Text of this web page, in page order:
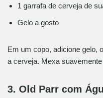
1 garrafa de cerveja de
Gelo a gosto
Em um copo, adicione gelo,
a cerveja. Mexa
3. Old Parr com